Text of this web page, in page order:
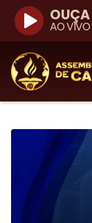
OUÇA
AO VIVO